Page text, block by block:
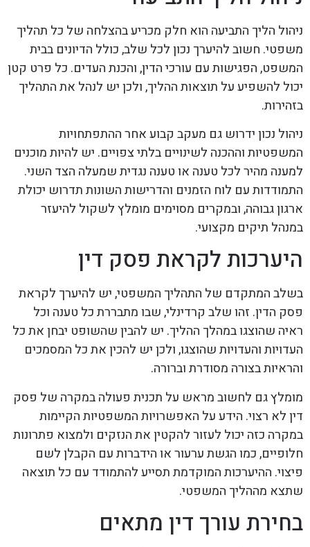
ניהול הליך התביעה הוא חלק מכריע בהצלחה של כל תהליך
משפטי. חשוב להיערך נכון לכל שלב, כולל הדיונים בבית
המשפט, הפגישות עם עורכי הדין, והכנת העדים. כל פרט קטן
יכול להשפיע על תוצאות ההליך, ולכן יש לנהל את התהליך
בזהירות.
ניהול נכון ידרוש גם מעקב קבוע אחר ההתפתחויות
המשפטיות וההכנה לשינויים בלתי צפויים. יש להיות מוכנים
למענה מהיר לכל טענה או טענה נגדית שמעלה הצד השני.
התמודדות עם לוח הזמנים והדרישות השונות תדרוש יכולת
ארגון גבוהה, ובמקרים מסוימים מומלץ לשקול להיעזר
במנהל תיקים מקצועי.
היערכות לקראת פסק דין
בשלב המתקדם של התהליך המשפטי, יש להיערך לקראת
פסק הדין. זהו שלב קרדינלי, שבו מתבררת כל טענה וכל
ראיה שהוצגו במהלך ההליך. יש להבין שהשופט יבחן את כל
העדויות והעדויות שהוצגו, ולכן יש להכין את כל המסמכים
והראיות בצורה מסודרת וברורה.
מומלץ גם לחשוב מראש על תכנית פעולה במקרה של פסק
דין לא רצוי. הידע על האפשרויות המשפטיות הקיימות
במקרה כזה יכול לעזור להקטין את הנזקים ולמצוא פתרונות
חלופיים, כמו הגשת ערעור או הידברות עם הקבלן לשם
פיצוי. ההיערכות המוקדמת תסייע להתמודד עם כל תוצאה
שתצא מההליך המשפטי.
בחירת עורך דין מתאים